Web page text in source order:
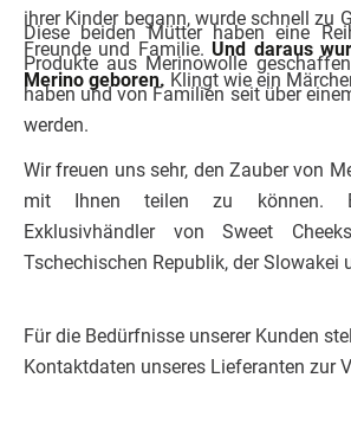
ihrer Kinder begann, wurde schnell zu
Freunde und Familie. Und daraus
Merino geboren. Klingt wie ein
Diese beiden Mütter haben eine
Produkte aus Merinowolle
haben und von Familien seit über
werden.
Wir freuen uns sehr, den Zauber von
mit Ihnen teilen zu können.
Exklusivhändler von Sweet
Tschechischen Republik, der Slowakei
Für die Bedürfnisse unserer Kunden
Kontaktdaten unseres Lieferanten zur